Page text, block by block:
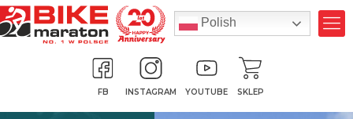
FB INSTAGRAM YOUTUBE SKLEP
Polish